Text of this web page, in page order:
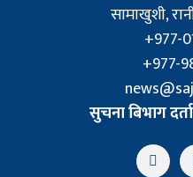
सामाखुशी,
+977-
+977-
सुचना बिभाग